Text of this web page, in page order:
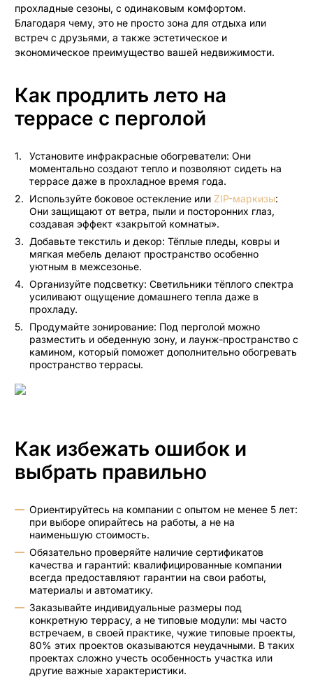
прохладные сезоны, с одинаковым комфортом.
Благодаря чему, это не просто зона для отдыха или
встреч с друзьями, а также эстетическое и
экономическое преимущество вашей недвижимости.
Как продлить лето на
террасе с перголой
Установите инфракрасные обогреватели: Они
моментально создают тепло и позволяют сидеть на
террасе даже в прохладное время года.
Используйте боковое остекление или ZIP-маркизы:
Они защищают от ветра, пыли и посторонних глаз,
создавая эффект «закрытой комнаты».
Добавьте текстиль и декор: Тёплые пледы, ковры и
мягкая мебель делают пространство особенно
уютным в межсезонье.
Организуйте подсветку: Светильники тёплого спектра
усиливают ощущение домашнего тепла даже в
прохладу.
Продумайте зонирование: Под перголой можно
разместить и обеденную зону, и лаунж-пространство с
камином, который поможет дополнительно обогревать
пространство террасы.
Как избежать ошибок и
выбрать правильно
Ориентируйтесь на компании с опытом не менее 5 лет:
при выборе опирайтесь на работы, а не на
наименьшую стоимость.
Обязательно проверяйте наличие сертификатов
качества и гарантий: квалифицированные компании
всегда предоставляют гарантии на свои работы,
материалы и автоматику.
Заказывайте индивидуальные размеры под
конкретную террасу, а не типовые модули: мы часто
встречаем, в своей практике, чужие типовые проекты,
80% этих проектов оказываются неудачными. В таких
проектах сложно учесть особенность участка или
другие важные характеристики.